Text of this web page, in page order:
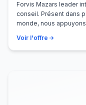
Forvis Mazars leader
conseil. Présent dans
monde, nous
Voir l'offre